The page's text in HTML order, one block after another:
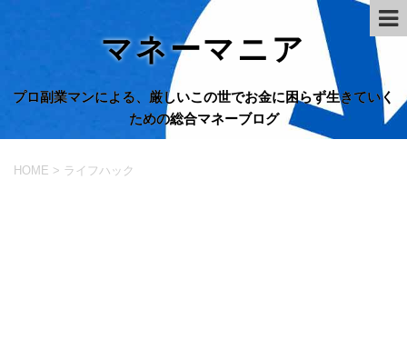
マネーマニア
プロ副業マンによる、厳しいこの世でお金に困らず生きていく
ための総合マネーブログ
HOME > ライフハック